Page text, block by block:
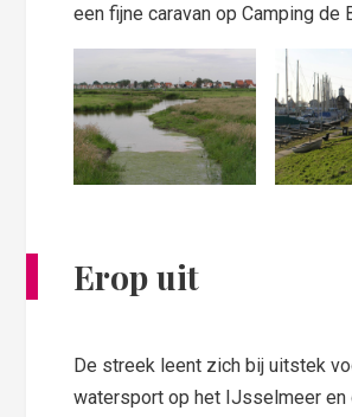
een fijne caravan op Camping de
Erop uit
De streek leent zich bij uitstek
watersport op het IJsselmeer en